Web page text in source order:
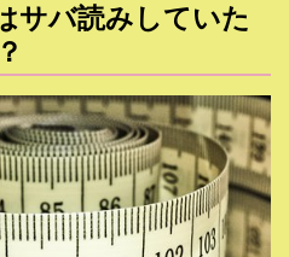
サバ読みしていた